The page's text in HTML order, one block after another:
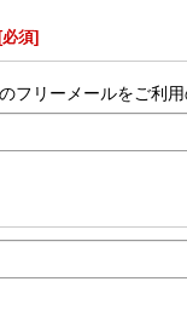
[必須]
フリーメールをご利